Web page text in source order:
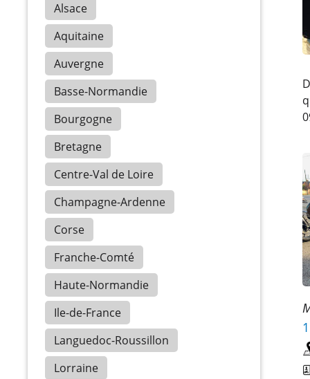
Alsace
Aquitaine
Auvergne
Basse-Normandie
Bourgogne
Bretagne
Centre-Val de Loire
Champagne-Ardenne
Corse
Franche-Comté
Haute-Normandie
Ile-de-France
Languedoc-Roussillon
Lorraine